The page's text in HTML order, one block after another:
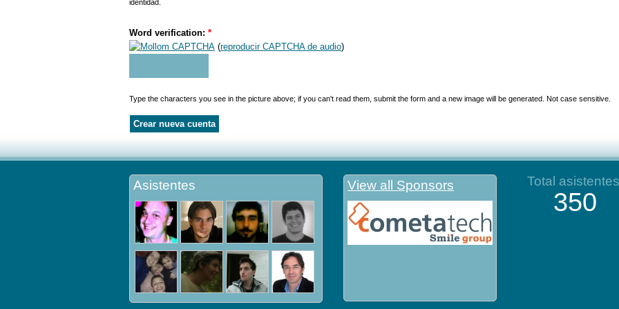
identidad.
Word verification: *
(reproducir CAPTCHA de audio)
Type the characters you see in the picture above; if you can't read them, submit the form and a new image will be generated. Not case sensitive.
Asistentes View all Sponsors Total asistentes
350